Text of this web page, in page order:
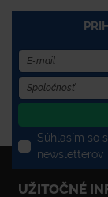
Súhlasím so
newsletterov
UŽITOČNÉ